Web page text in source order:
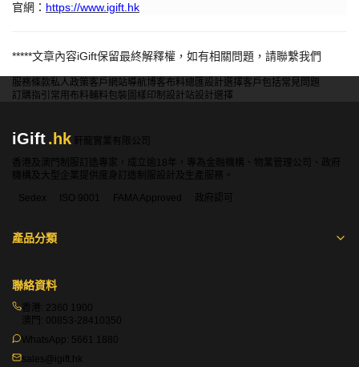
官網： https://www.igift.hk
*****文章內容iGift保留最終解釋權，如有相關問題，請聯繫我們
服務條款私人政策客戶 網站導航博客布料總匯設計選擇客戶包括常見問題
訂購指引 常用布料輔料包裝 圖樣印制 設計站設計選擇
iGift.hk
軒龍實業有限公司
香港及澳門制服訂造專家，成立逾18年，專為金融機構、物業管理公司、政府
機構及大型企業提供度身訂造制服設計及生產服務。
Sedex
ISO 9001 FAMA Approved 政府認可
產品分類
聯絡資料
香港: 2360 1900
澳門: 00853-28410350
WhatsApp: 5661 1880
sales@igift.hk